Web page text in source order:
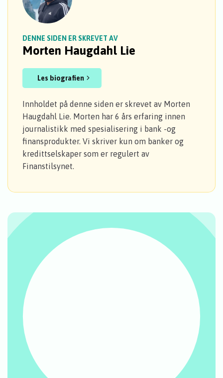
DENNE SIDEN ER SKREVET AV
Morten Haugdahl Lie
Les biografien
Innholdet på denne siden er skrevet av Morten
Haugdahl Lie. Morten har 6 års erfaring innen
journalistikk med spesialisering i bank -og
finansprodukter. Vi skriver kun om banker og
kredittselskaper som er regulert av
Finanstilsynet.